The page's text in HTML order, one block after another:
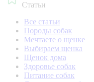
Статьи
Все статьи
Породы собак
Мечтаете о щенке
Выбираем щенка
Щенок дома
Здоровье собак
Питание собак